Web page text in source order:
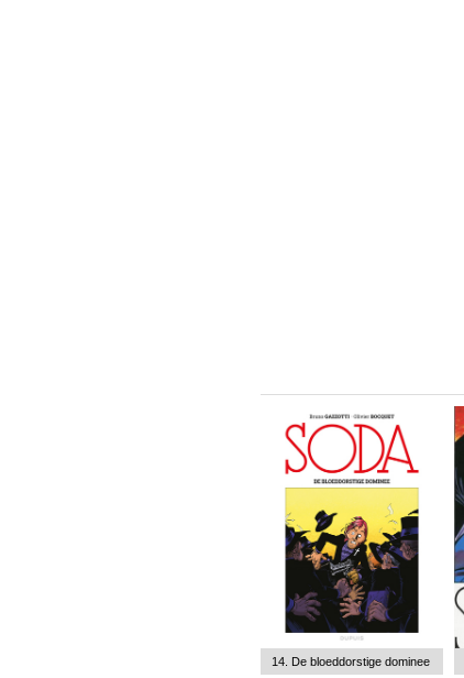
14. De bloeddorstige dominee